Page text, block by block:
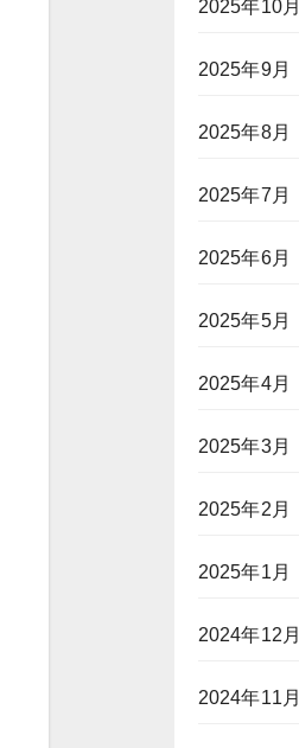
2025年10月
2025年9月
2025年8月
2025年7月
2025年6月
2025年5月
2025年4月
2025年3月
2025年2月
2025年1月
2024年12月
2024年11月